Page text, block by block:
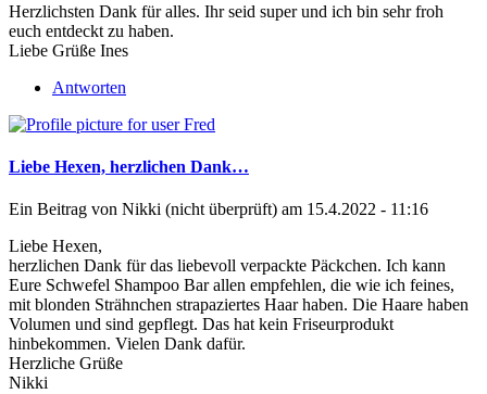
Herzlichsten Dank für alles. Ihr seid super und ich bin sehr froh
euch entdeckt zu haben.
Liebe Grüße Ines
Antworten
Liebe Hexen, herzlichen Dank…
Ein Beitrag von Nikki (nicht überprüft) am 15.4.2022 - 11:16
Liebe Hexen,
herzlichen Dank für das liebevoll verpackte Päckchen. Ich kann
Eure Schwefel Shampoo Bar allen empfehlen, die wie ich feines,
mit blonden Strähnchen strapaziertes Haar haben. Die Haare haben
Volumen und sind gepflegt. Das hat kein Friseurprodukt
hinbekommen. Vielen Dank dafür.
Herzliche Grüße
Nikki